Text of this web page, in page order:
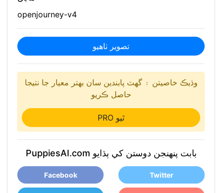
openjourney-v4
تصوير ٺاھيو
وڌيڪ خاصيتن ۽ گهٽ پابندين سان بهتر معيار جا نتيجا
حاصل ڪريو
PRO ٿيو
PuppiesAI.com بابت پنھنجن دوستن کي ٻڌايو
Facebook Twitter